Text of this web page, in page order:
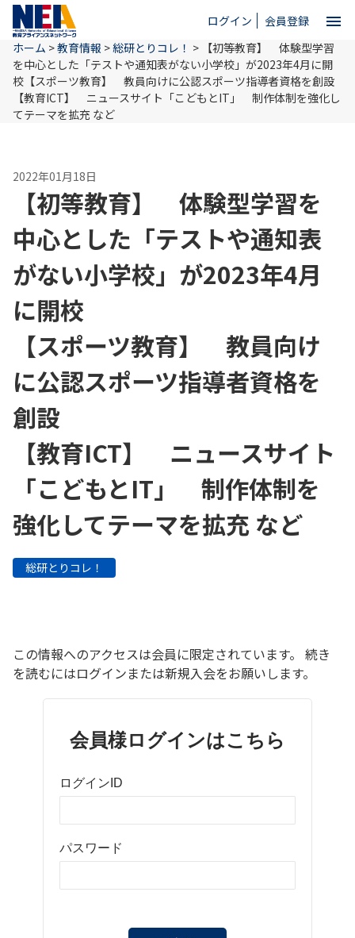
ログイン 会員登録 menu
close
ホーム
NEAとは
教育情報
お問い合わせ
ホーム >教育情報 >総研とりコレ！ > 【初等教育】 体験型学習
を中心とした「テストや通知表がない小学校」が2023年4月に開
校 【スポーツ教育】 教員向けに公認スポーツ指導者資格を創設
【教育ICT】 ニュースサイト「こどもとIT」 制作体制を強化し
てテーマを拡充 など
2022年01月18日
【初等教育】 体験型学習を
中心とした「テストや通知表
がない小学校」が2023年4月
に開校
【スポーツ教育】 教員向け
に公認スポーツ指導者資格を
創設
【教育ICT】 ニュースサイト
「こどもとIT」 制作体制を
強化してテーマを拡充 など
総研とりコレ！
この情報へのアクセスは会員に限定されています。 続き
を読むにはログインまたは新規入会をお願いします。
会員様ログインはこちら
ログインID
パスワード